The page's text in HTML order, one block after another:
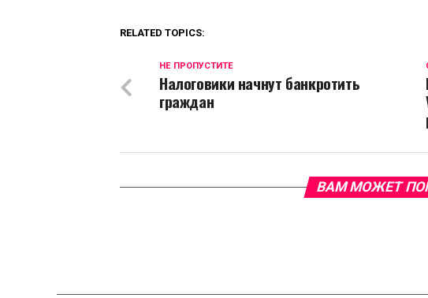
RELATED TOPICS:
НЕ ПРОПУСТИТЕ
Налоговики начнут банкротить
граждан
ВАМ МОЖЕТ